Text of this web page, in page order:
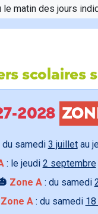
le matin des jours
scolaires
2028
samedi 3 juilletau
: le jeudi 2 septembre
Zone A: du samedi
Zone A: du samedi